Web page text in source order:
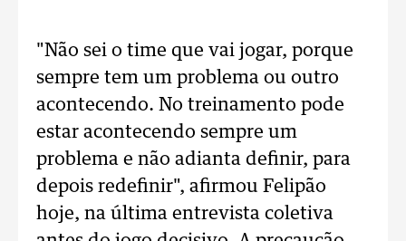
"Não sei o time que vai jogar, porque
sempre tem um problema ou outro
acontecendo. No treinamento pode
estar acontecendo sempre um
problema e não adianta definir, para
depois redefinir", afirmou Felipão
hoje, na última entrevista coletiva